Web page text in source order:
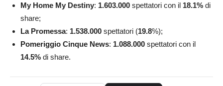
My Home My Destiny: 1.603.000 spettatori con il 18.1% di
share;
La Promessa: 1.538.000 spettatori (19.8%);
Pomeriggio Cinque News: 1.088.000 spettatori con il
14.5% di share.